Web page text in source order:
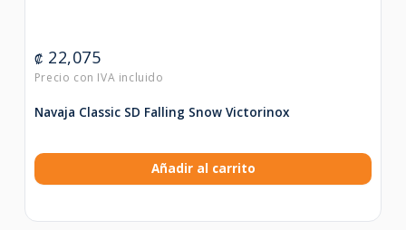
₡ 22,075
Navaja Classic SD Falling Snow Victorinox
Añadir al carrito